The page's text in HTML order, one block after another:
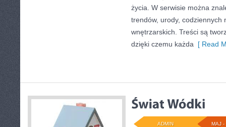
życia. W serwisie można
trendów, urody, codziennych
wnętrzarskich. Treści są
dzięki czemu każda [ Read
MAJ -
ADMIN